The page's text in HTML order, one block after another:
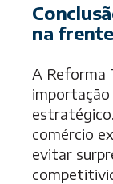
na frente
A Reforma
importação
comércio
evitar